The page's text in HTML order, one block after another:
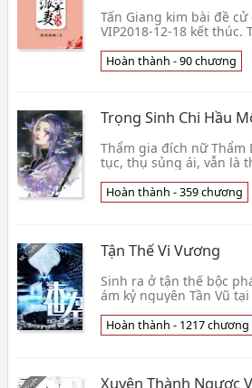
Tấn Giang kim bài đề
VIP2018-12-18 kết thúc.
chính vương, c
Hoàn thành - 90 chương
Trọng Sinh Chi Hầu
Thẩm gia đích nữ Thẩm
tục, thụ sủng ái, vẫn là
Cả người
Hoàn thành - 359 chương
Tận Thế Vi Vương
Sinh ra ở tận thế bộc
ám kỷ nguyên Tần Vũ
ngày đ👦 Thiên Địa Nhất
Hoàn thành - 1217 chương
Xuyên Thành Ngược